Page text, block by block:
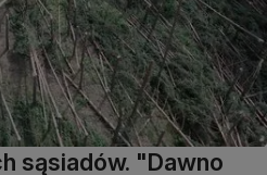
sąsiadów. "Dawno